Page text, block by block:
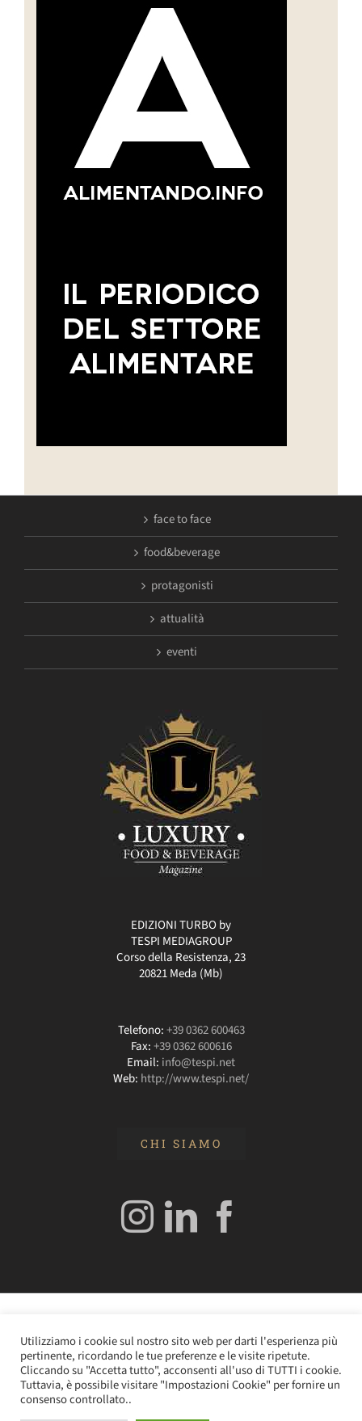
face to face
food&beverage
protagonisti
attualità
eventi
EDIZIONI TURBO by
TESPI MEDIAGROUP
Corso della Resistenza, 23
20821 Meda (Mb)
Telefono:+39 0362 600463
Fax:+39 0362 600616
Email: info@tespi.net
Web: http://www.tespi.net/
CHI SIAMO
Angelo Frigerio -Cookie Policy–Privacy Policy- P.IVA
0362610964
Utilizziamo i cookie sul nostro sito web per darti l'esperienza più
pertinente, ricordando le tue preferenze e le visite ripetute.
Cliccando su "Accetta tutto", acconsenti all'uso di TUTTI i cookie.
Tuttavia, è possibile visitare "Impostazioni Cookie" per fornire un
consenso controllato..